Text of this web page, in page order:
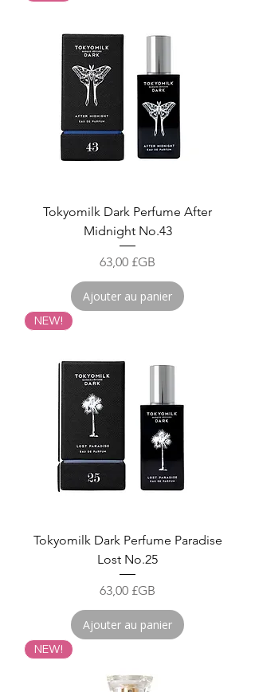
Tokyomilk Dark Perfume After
Midnight No.43
Prix
63,00 £GB
Ajouter au panier
NEW!
Tokyomilk Dark Perfume Paradise
Lost No.25
Prix
63,00 £GB
Ajouter au panier
NEW!